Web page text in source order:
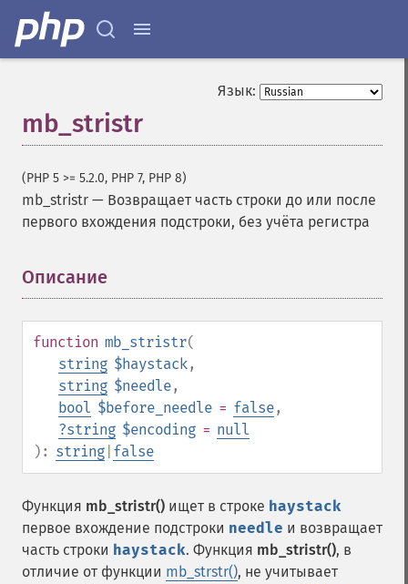
Язык:
mb_stristr
(PHP 5 >= 5.2.0, PHP 7, PHP 8)
mb_stristr — Возвращает часть строки до или после
первого вхождения подстроки, без учёта регистра
Описание
function mb_stristr(
string $haystack,
string $needle,
bool $before_needle = false,
?string $encoding = null
): string false
Функция mb_stristr() ищет в строке haystack
первое вхождение подстроки needle и возвращает
часть строки haystack. Функция mb_stristr(), в
отличие от функции mb_strstr(), не учитывает